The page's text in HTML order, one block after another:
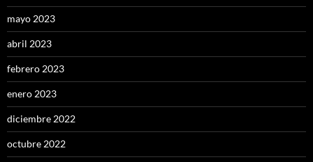
mayo 2023
abril 2023
febrero 2023
enero 2023
diciembre 2022
octubre 2022